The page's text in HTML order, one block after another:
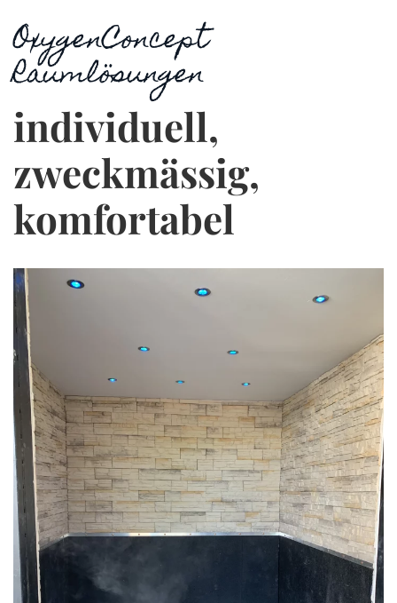
OxygenConcept
Raumlösungen
individuell,
zweckmässig,
komfortabel